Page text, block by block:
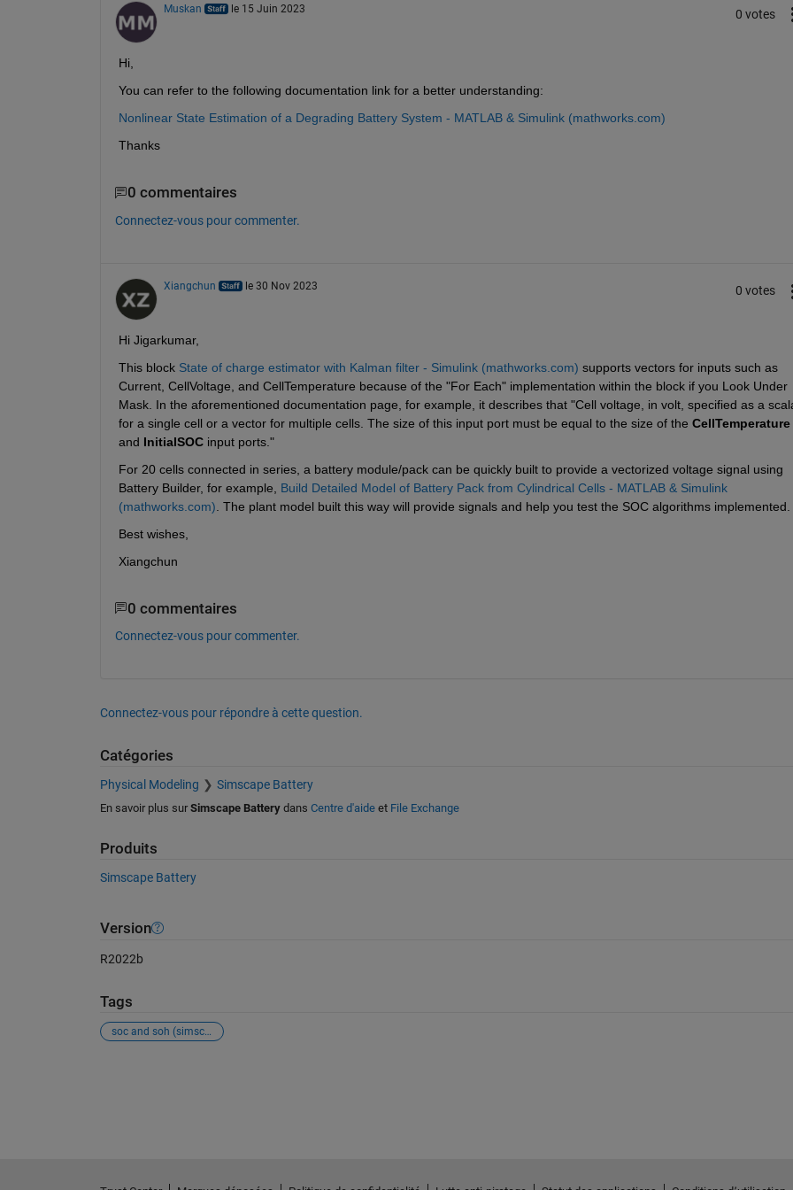
Muskan le 15 Juin 2023 0 votes
Hi,
You can refer to the following documentation link for a better understanding:
Nonlinear State Estimation of a Degrading Battery System - MATLAB & Simulink (mathworks.com)
Thanks
0 commentaires
Connectez-vous pour commenter.
Xiangchun le 30 Nov 2023 0 votes
Hi Jigarkumar,
This block State of charge estimator with Kalman filter - Simulink (mathworks.com) supports vectors for inputs such as
Current, CellVoltage, and CellTemperature because of the "For Each" implementation within the block if you Look Under
Mask. In the aforementioned documentation page, for example, it describes that "Cell voltage, in volt, specified as a
for a single cell or a vector for multiple cells. The size of this input port must be equal to the size of the CellTemperature
and InitialSOC input ports."
For 20 cells connected in series, a battery module/pack can be quickly built to provide a vectorized voltage signal using
Battery Builder, for example, Build Detailed Model of Battery Pack from Cylindrical Cells - MATLAB & Simulink
(mathworks.com) . The plant model built this way will provide signals and help you test the SOC algorithms implemented.
Best wishes,
Xiangchun
0 commentaires
Connectez-vous pour commenter.
Connectez-vous pour répondre à cette question.
Catégories
Physical Modeling Simscape Battery
En savoir plus sur Simscape Batterydans Centre d'aideet File Exchange
Produits
Simscape Battery
Version
R2022b
Tags
soc and soh (simscape battery)